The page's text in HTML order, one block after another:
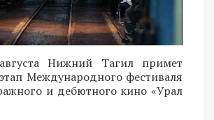
Нижний Тагил примет
Международного фестиваля
и дебютного кино «Урал